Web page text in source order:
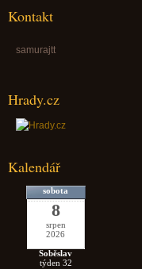
Kontakt
samurajtt
Hrady.cz
Kalendář
sobota
8
srpen
2026
Soběslav
týden 32